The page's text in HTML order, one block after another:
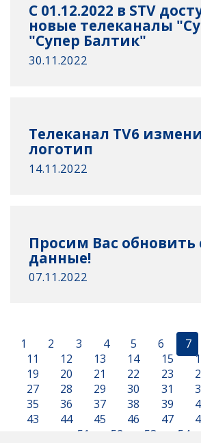
С 01.12.2022 в STV
новые телеканалы
"Супер Балтик"
30.11.2022
Телеканал TV6
логотип
14.11.2022
Просим Вас обновить
данные!
07.11.2022
1 2 3 4 5 6 7
11
12 13 14 15
19
20 21 22 23
27
28 29 30 31
35
36 37 38 39
43
44 45 46 47
51
52 53 54